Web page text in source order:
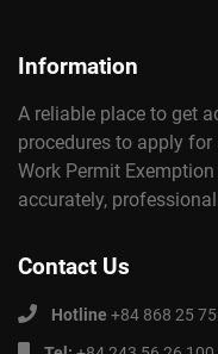
Information
A reliable place to get
procedures to apply
Work Permit
accurately,
Contact Us
Hotline +84 868 25